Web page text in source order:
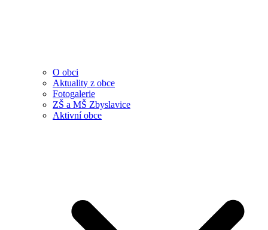
O obci
Aktuality z obce
Fotogalerie
ZŠ a MŠ Zbyslavice
Aktivní obce